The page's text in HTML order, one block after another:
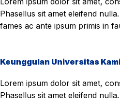
Phasellus sit amet eleifend
fames ac ante ipsum primis in
Keunggulan Universitas
Lorem ipsum dolor sit amet,
Phasellus sit amet eleifend